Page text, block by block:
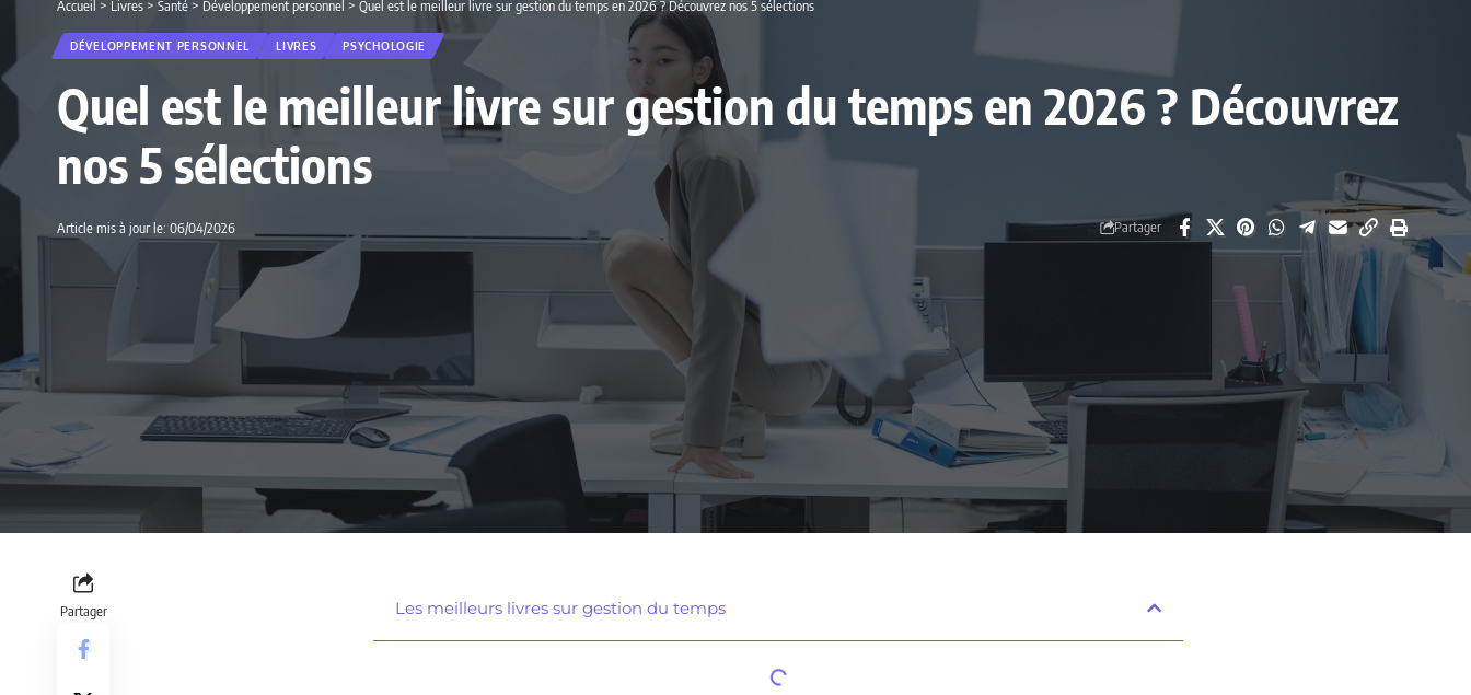
Accueil > Livres > Santé > Développement personnel > Quel est le meilleur livre sur gestion du temps en 2026 ? Découvrez nos 5 sélections
DÉVELOPPEMENT PERSONNEL LIVRES PSYCHOLOGIE
Quel est le meilleur livre sur gestion du temps en 2026 ? Découvrez
nos 5 sélections
Article mis à jour le: 06/04/2026 Partager
Partager Les meilleurs livres sur gestion du temps